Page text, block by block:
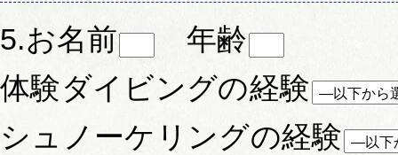
5.お名前
年齢
体験ダイビングの経験
シュノーケリングの経験